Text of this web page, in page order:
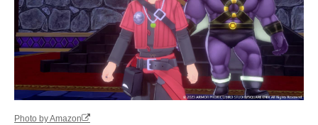
Photo by Amazon